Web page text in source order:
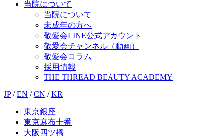
当院について
当院について
未成年の方へ
敬愛会LINE公式アカウント
敬愛会チャンネル（動画）
敬愛会コラム
採用情報
THE THREAD BEAUTY ACADEMY
JP / EN / CN / KR
東京銀座
東京麻布十番
大阪四ツ橋